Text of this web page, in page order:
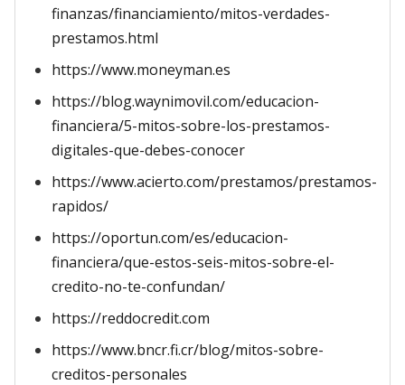
finanzas/financiamiento/mitos-verdades-
prestamos.html
https://www.moneyman.es
https://blog.waynimovil.com/educacion-
financiera/5-mitos-sobre-los-prestamos-
digitales-que-debes-conocer
https://www.acierto.com/prestamos/prestamos-
rapidos/
https://oportun.com/es/educacion-
financiera/que-estos-seis-mitos-sobre-el-
credito-no-te-confundan/
https://reddocredit.com
https://www.bncr.fi.cr/blog/mitos-sobre-
creditos-personales